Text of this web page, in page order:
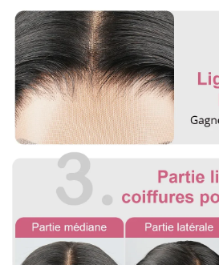
Pour mesurer la longueur d'une